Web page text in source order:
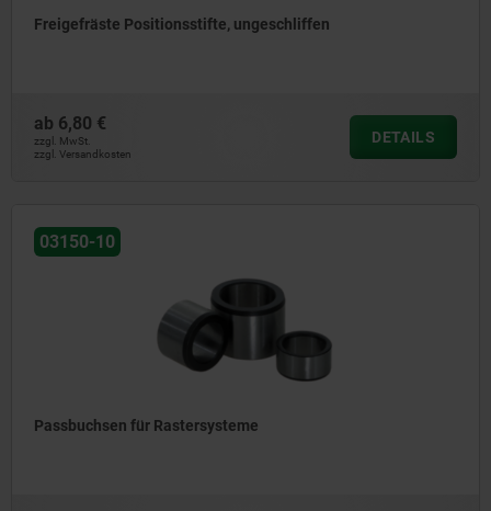
Freigefräste Positionsstifte, ungeschliffen
ab 6,80 €
zzgl. MwSt.
zzgl. Versandkosten
DETAILS
03150-10
Passbuchsen für Rastersysteme